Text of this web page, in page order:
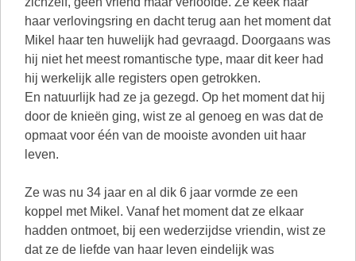
haar verlovingsring en dacht terug aan het moment dat
Mikel haar ten huwelijk had gevraagd. Doorgaans was
hij niet het meest romantische type, maar dit keer had
hij werkelijk alle registers open getrokken.
En natuurlijk had ze ja gezegd. Op het moment dat hij
door de knieën ging, wist ze al genoeg en was dat de
opmaat voor één van de mooiste avonden uit haar
leven.
Ze was nu 34 jaar en al dik 6 jaar vormde ze een
koppel met Mikel. Vanaf het moment dat ze elkaar
hadden ontmoet, bij een wederzijdse vriendin, wist ze
dat ze de liefde van haar leven eindelijk was